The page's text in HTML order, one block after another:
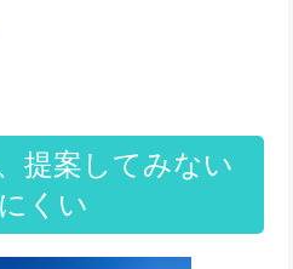
提案してみない
くい